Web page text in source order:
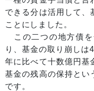
できる分は活用して、
ことにしました。
この二つの地方債を
り、基金の取り崩しは
年に比べて十数億円基
基金の残高の保持とい
です。